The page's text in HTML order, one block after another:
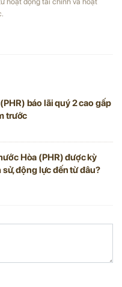
báo lãi quý 2 cao gấp
trước
Hòa (PHR) được kỳ
động lực đến từ đâu?